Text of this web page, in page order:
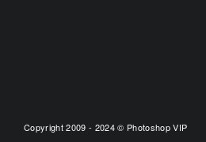
Copyright 2009 - 2024 © Photoshop VIP